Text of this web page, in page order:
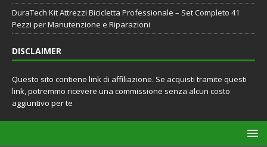
DuraTech Kit Attrezzi Bicicletta Professionale – Set Completo 41
Pezzi per Manutenzione e Riparazioni
DISCLAIMER
Questo sito contiene link di affiliazione. Se acquisti tramite questi
link, potremmo ricevere una commissione senza alcun costo
aggiuntivo per te